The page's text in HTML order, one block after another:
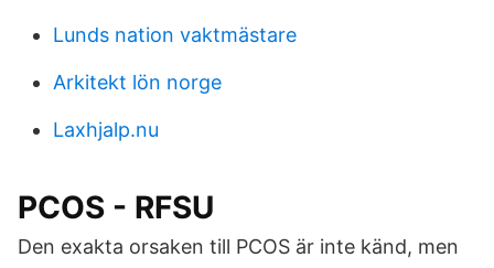
Lunds nation vaktmästare
Arkitekt lön norge
Laxhjalp.nu
PCOS - RFSU
Den exakta orsaken till PCOS är inte känd, men